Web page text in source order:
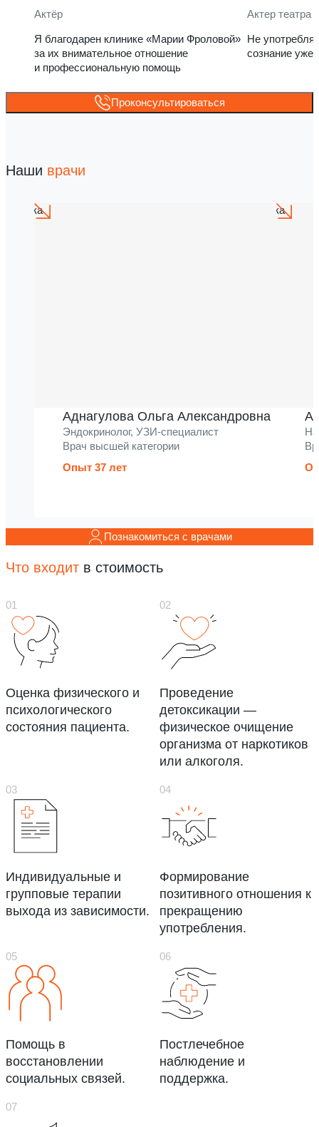
Актёр
Я благодарен клинике «Марии Фроловой»
за их внимательное отношение
и профессиональную помощь
Актер театра
Не
сознание уже
Проконсультироваться
Наши врачи
Аднагулова Ольга Александровна
Эндокринолог, УЗИ-специалист
Врач высшей категории
Опыт 37 лет
Познакомиться с врачами
Что входит в стоимость
Оценка физического и
психологического
состояния пациента.
Проведение
детоксикации —
физическое очищение
организма от наркотиков
или алкоголя.
Индивидуальные и
групповые терапии
выхода из зависимости.
Формирование
позитивного отношения к
прекращению
употребления.
Помощь в
восстановлении
социальных связей.
Постлечебное
наблюдение и
поддержка.